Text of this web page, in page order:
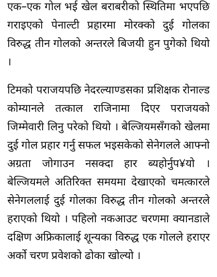
एक–एक गोल भई खेल बराबरीको स्थितिमा भएपछि
गराइएको पेनाल्टी प्रहारमा मोरक्को दुई गोलका
विरुद्ध तीन गोलको अन्तरले बिजयी हुन पुगेको थियो
।
टिमको पराजयपछि नेदरल्याण्डसका प्रशिक्षक रोनाल्ड
कोम्यानले तत्काल राजिनामा दिएर पराजयको
जिम्मेवारी लिनु परेको थियो । बेल्जियमसँगको खेलमा
दुई गोल प्रहार गर्नु सफल भइसकेको सेनेगलले आफ्नो
अग्रता जोगाउन नसक्दा हार ब्यहोर्नुप¥यो ।
बेल्जियमले अतिरिक्त समयमा देखाएको चमत्कारले
सेनेगललाई दुई गोलका विरुद्ध तीन गोलको अन्तरले
हराएको थियो । पहिलो नकआउट चरणमा क्यानडाले
दक्षिण अफ्रिकालाई शून्यका विरुद्ध एक गोलले हराएर
अर्को चरण प्रवेशको ढोका खोल्यो ।